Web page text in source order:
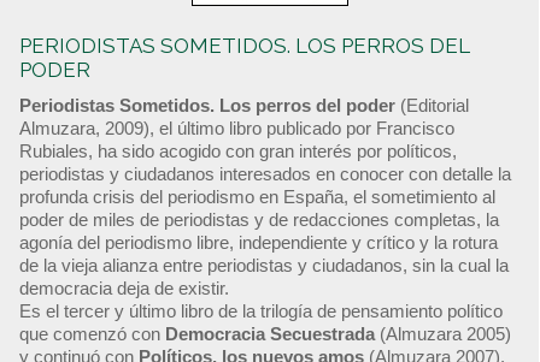
PERIODISTAS SOMETIDOS. LOS PERROS DEL
PODER
Periodistas Sometidos. Los perros del poder (Editorial
Almuzara, 2009), el último libro publicado por Francisco
Rubiales, ha sido acogido con gran interés por políticos,
periodistas y ciudadanos interesados en conocer con detalle la
profunda crisis del periodismo en España, el sometimiento al
poder de miles de periodistas y de redacciones completas, la
agonía del periodismo libre, independiente y crítico y la rotura
de la vieja alianza entre periodistas y ciudadanos, sin la cual la
democracia deja de existir.
Es el tercer y último libro de la trilogía de pensamiento político
que comenzó con Democracia Secuestrada (Almuzara 2005)
y continuó con Políticos, los nuevos amos (Almuzara 2007).